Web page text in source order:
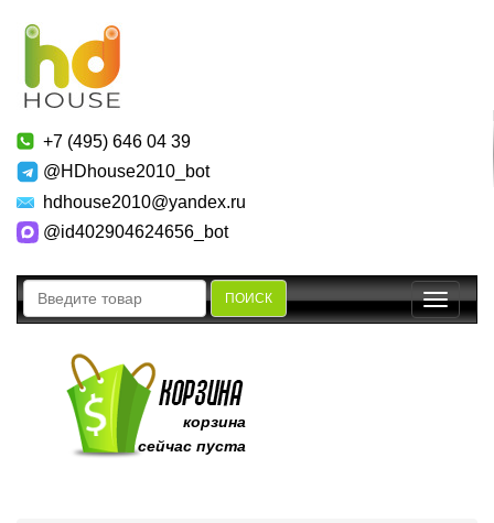
+7 (495) 646 04 39
@HDhouse2010_bot
hdhouse2010@yandex.ru
@id402904624656_bot
ПОИСК
Toggle
корзина
сейчас пуста